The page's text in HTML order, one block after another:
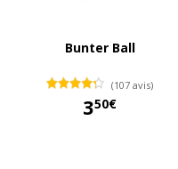
Bunter Ball
(107 avis)
350€